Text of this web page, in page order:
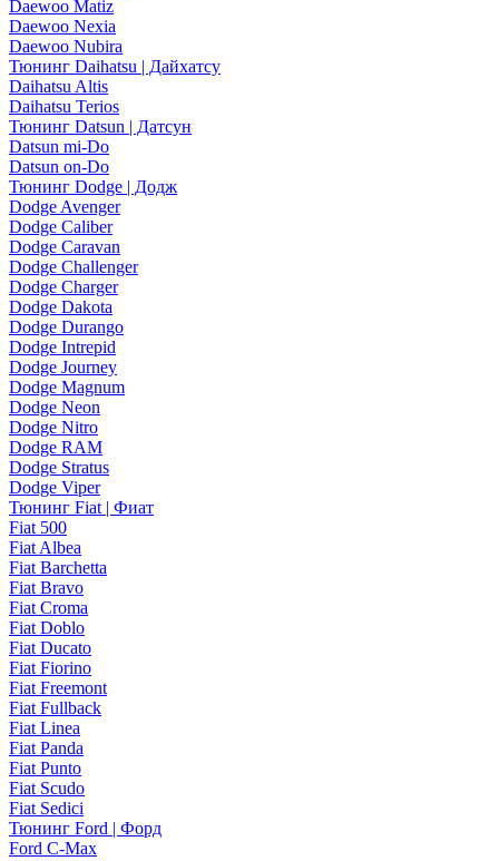
Daewoo Matiz
Daewoo Nexia
Daewoo Nubira
Тюнинг Daihatsu | Дайхатсу
Daihatsu Altis
Daihatsu Terios
Тюнинг Datsun | Датсун
Datsun mi-Do
Datsun on-Do
Тюнинг Dodge | Додж
Dodge Avenger
Dodge Caliber
Dodge Caravan
Dodge Challenger
Dodge Charger
Dodge Dakota
Dodge Durango
Dodge Intrepid
Dodge Journey
Dodge Magnum
Dodge Neon
Dodge Nitro
Dodge RAM
Dodge Stratus
Dodge Viper
Тюнинг Fiat | Фиат
Fiat 500
Fiat Albea
Fiat Barchetta
Fiat Bravo
Fiat Croma
Fiat Doblo
Fiat Ducato
Fiat Fiorino
Fiat Freemont
Fiat Fullback
Fiat Linea
Fiat Panda
Fiat Punto
Fiat Scudo
Fiat Sedici
Тюнинг Ford | Форд
Ford C-Max